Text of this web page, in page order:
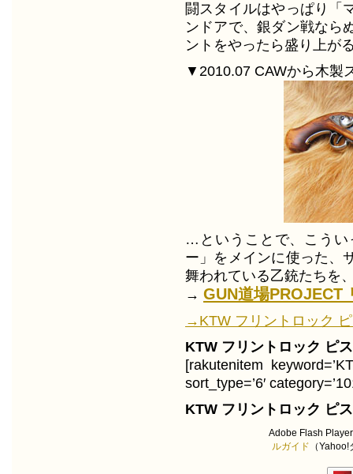
闘スタイルはやっぱり「
ンドアで、銀ダン戦なら
ントをやったら盛り上が
▼2010.07 CAWから木製
…ということで、こうい
ー」をメインに使った、
舞われている乙銃たちを
→ GUN道場PROJECT
→KTW フリントロック
KTW フリントロック ピ
[rakutenitem
sort_type=’6′
KTW フリントロック ピ
Adobe Flash
ルガイド （